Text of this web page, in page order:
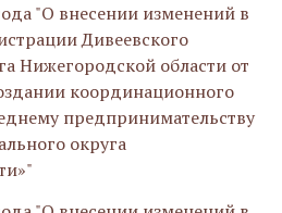
"О внесении изменений в
Дивеевского
Нижегородской области от
координационного
предпринимательству
округа